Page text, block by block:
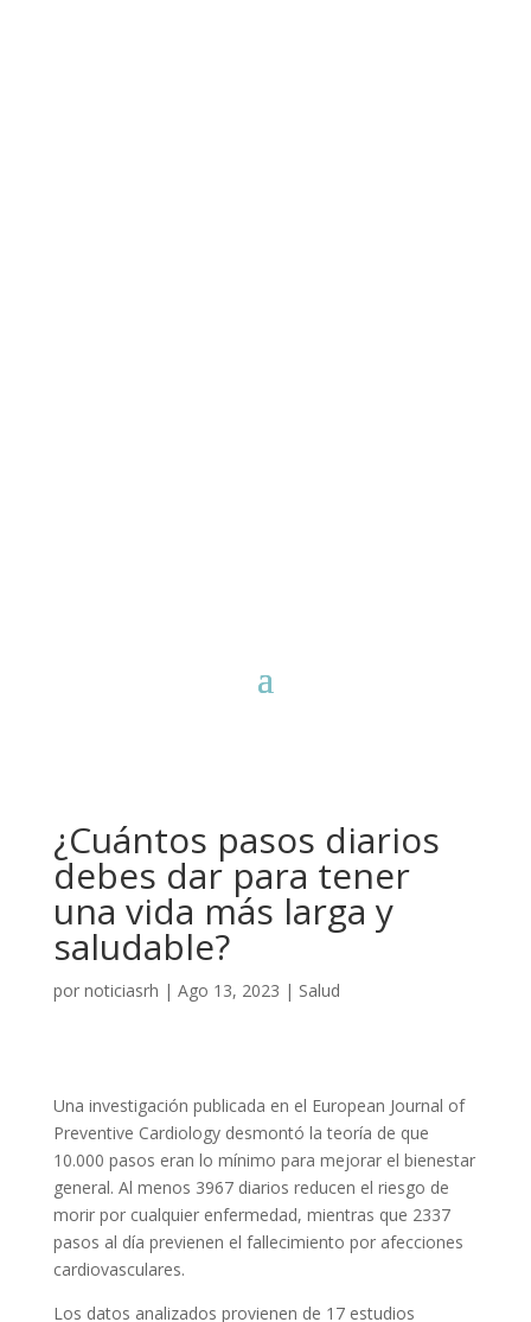
¿Cuántos pasos diarios
debes dar para tener
una vida más larga y
saludable?
por noticiasrh | Ago 13, 2023 | Salud
Una investigación publicada en el European Journal of
Preventive Cardiology desmontó la teoría de que
10.000 pasos eran lo mínimo para mejorar el bienestar
general. Al menos 3967 diarios reducen el riesgo de
morir por cualquier enfermedad, mientras que 2337
pasos al día previenen el fallecimiento por afecciones
cardiovasculares.
Los datos analizados provienen de 17 estudios